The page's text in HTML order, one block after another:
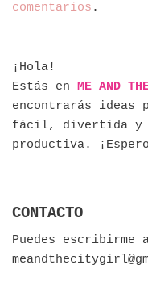
comentarios .
¡Hola!
Estás en ME AND
encontrarás ideas
fácil, divertida y
productiva.
CONTACTO
Puedes escribirme